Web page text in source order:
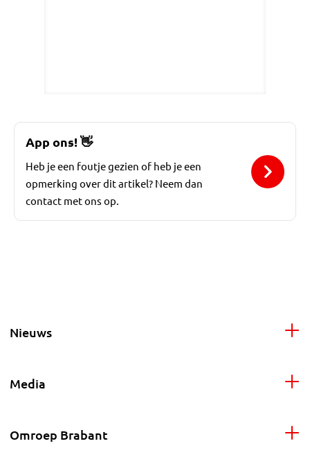
App ons!👋
Heb je een foutje gezien of heb je een
opmerking over dit artikel? Neem dan
contact met ons op.
Nieuws
Media
Omroep Brabant